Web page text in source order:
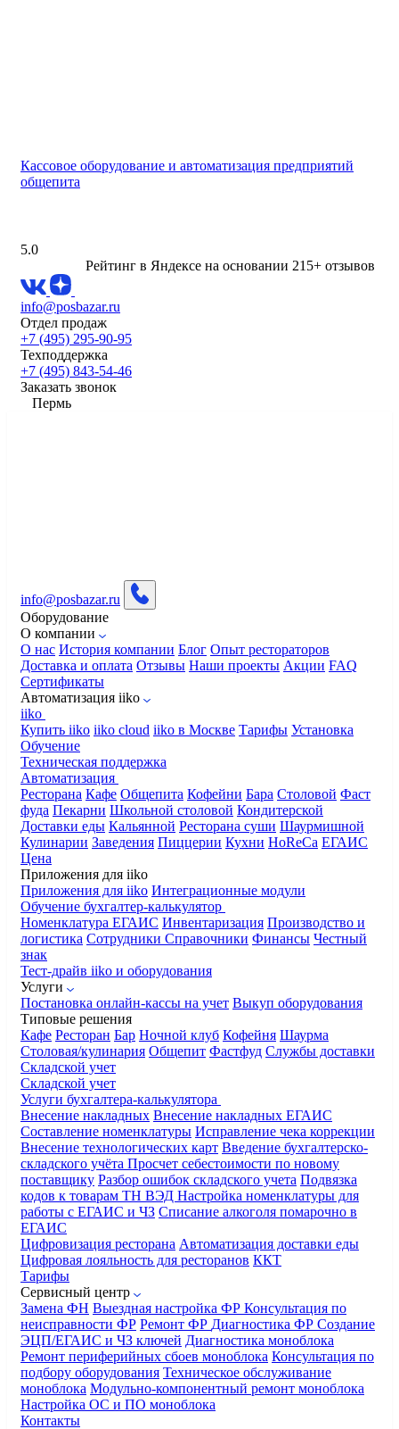
Кассовое оборудование и автоматизация предприятий
общепита
5.0
Рейтинг в Яндексе на основании 215+ отзывов
info@posbazar.ru
Отдел продаж
+7 (495) 295-90-95
Техподдержка
+7 (495) 843-54-46
Заказать звонок
Пермь
info@posbazar.ru
Оборудование
О компании
О нас История компании Блог Опыт рестораторов
Доставка и оплата Отзывы Наши проекты Акции FAQ
Сертификаты
Автоматизация iiko
iiko
Купить iiko iiko cloud iiko в Москве Тарифы Установка
Обучение
Техническая поддержка
Автоматизация
Ресторана Кафе Общепита Кофейни Бара Столовой Фаст
фуда Пекарни Школьной столовой Кондитерской
Доставки еды Кальянной Ресторана суши Шаурмишной
Кулинарии Заведения Пиццерии Кухни HoReCa ЕГАИС
Цена
Приложения для iiko
Приложения для iiko Интеграционные модули
Обучение бухгалтер-калькулятор
Номенклатура ЕГАИС Инвентаризация Производство и
логистика Сотрудники Справочники Финансы Честный
знак
Тест-драйв iiko и оборудования
Услуги
Постановка онлайн-кассы на учет Выкуп оборудования
Типовые решения
Кафе Ресторан Бар Ночной клуб Кофейня Шаурма
Столовая/кулинария Общепит Фастфуд Службы доставки
Складской учет
Складской учет
Услуги бухгалтера-калькулятора
Внесение накладных Внесение накладных ЕГАИС
Составление номенклатуры Исправление чека коррекции
Внесение технологических карт Введение бухгалтерско-
складского учёта Просчет себестоимости по новому
поставщику Разбор ошибок складского учета Подвязка
кодов к товарам ТН ВЭД Настройка номенклатуры для
работы с ЕГАИС и ЧЗ Списание алкоголя помарочно в
ЕГАИС
Цифровизация ресторана Автоматизация доставки еды
Цифровая лояльность для ресторанов ККТ
Тарифы
Сервисный центр
Замена ФН Выездная настройка ФР Консультация по
неисправности ФР Ремонт ФР Диагностика ФР Создание
ЭЦП/ЕГАИС и ЧЗ ключей Диагностика моноблока
Ремонт периферийных сбоев моноблока Консультация по
подбору оборудования Техническое обслуживание
моноблока Модульно-компонентный ремонт моноблока
Настройка ОС и ПО моноблока
Контакты